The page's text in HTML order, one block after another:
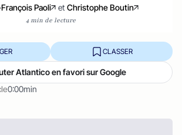
Paoli et Christophe Boutin
4 min de lecture
0:00min
CLASSER
Atlantico en favori sur Google